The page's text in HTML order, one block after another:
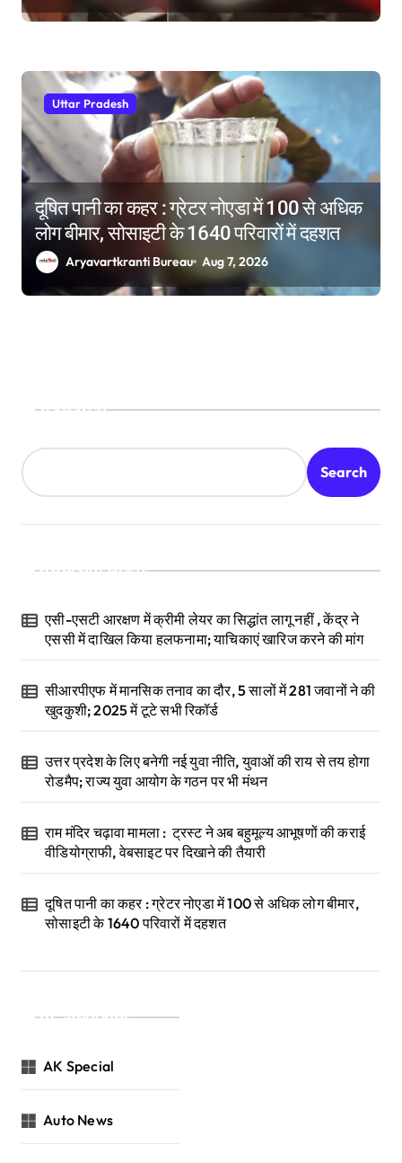
Uttar Pradesh
दूषित पानी का कहर : ग्रेटर नोएडा में 100 से अधिक
लोग बीमार, सोसाइटी के 1640 परिवारों में दहशत
Aryavartkranti Bureau Aug 7, 2026
Search
Search
Recent Posts
एसी-एसटी आरक्षण में क्रीमी लेयर का सिद्धांत लागू नहीं , केंद्र ने
एससी में दाखिल किया हलफनामा; याचिकाएं खारिज करने की मांग
सीआरपीएफ में मानसिक तनाव का दौर, 5 सालों में 281 जवानों ने की
खुदकुशी; 2025 में टूटे सभी रिकॉर्ड
उत्तर प्रदेश के लिए बनेगी नई युवा नीति, युवाओं की राय से तय होगा
रोडमैप; राज्य युवा आयोग के गठन पर भी मंथन
राम मंदिर चढ़ावा मामला : ट्रस्ट ने अब बहुमूल्य आभूषणों की कराई
वीडियोग्राफी, वेबसाइट पर दिखाने की तैयारी
दूषित पानी का कहर : ग्रेटर नोएडा में 100 से अधिक लोग बीमार,
सोसाइटी के 1640 परिवारों में दहशत
Categories
AK Special
Auto News